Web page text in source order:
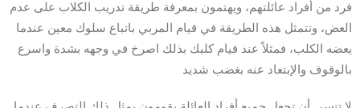
فرد من أفراد عائلتهم، ويهتمون بمعرفة طريقة تدريب الكلاب على عدم
العض، وتتمثل هذه الطريقة في قيام المربي باتباع سلوك معين عندما
يعضه الكلب، فمثلاً عند قيام كلبك بذلك اصرخ في وجهه بشدة واسرع
بالوقوف والإبتعاد عنه بغضب شديد